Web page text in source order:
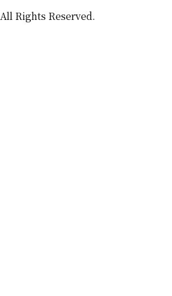
All Rights Reserved.